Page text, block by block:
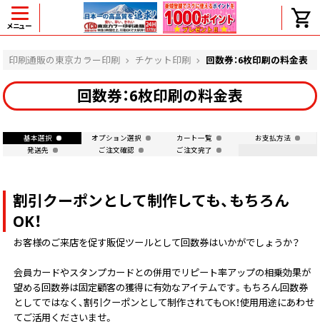
メニュー
印刷通販の東京カラー印刷 チケット印刷 回数券：6枚印刷の料金表
回数券：6枚印刷の料金表
基本選択 オプション選択 カート一覧
お支払方法
発送先
ご注文確認 ご注文完了
割引クーポンとして制作しても、もちろん
OK！
お客様のご来店を促す販促ツールとして回数券はいかがでしょうか？
会員カードやスタンプカードとの併用でリピート率アップの相乗効果が
望める回数券は固定顧客の獲得に有効なアイテムです。もちろん回数券
としてではなく、割引クーポンとして制作されてもOK！使用用途にあわせ
てご活用くださいませ。
ヘルプ
入金・決済後、入金情報画面に反映されま
せん。
い。
すか？
初回特典の1000ポイントを使用するに
は？
見本と印刷データの比較はしてくれます
か？